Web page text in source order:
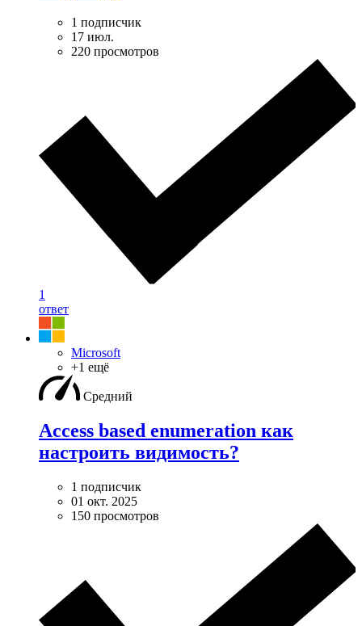
1 подписчик
17 июл.
220 просмотров
1
ответ
Microsoft
+1 ещё
Средний
Access based enumeration как
настроить видимость?
1 подписчик
01 окт. 2025
150 просмотров